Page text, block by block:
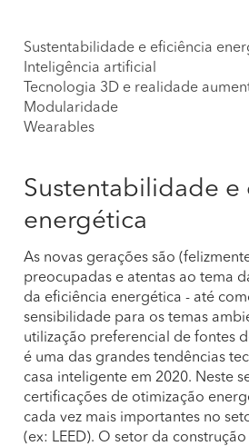
Sustentabilidade e eficiência
Inteligência artificial
Tecnologia 3D e realidade
Modularidade
Wearables
Sustentabilidade e
energética
As novas gerações são
preocupadas e atentas ao tema
da eficiência energética - até
sensibilidade para os temas
utilização preferencial de fontes
é uma das grandes tendências
casa inteligente em 2020. Neste
certificações de otimização
cada vez mais importantes no
(ex: LEED). O setor da